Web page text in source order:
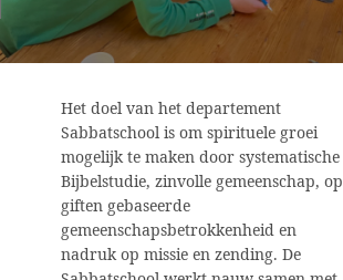
Het doel van het departement
Sabbatschool is om spirituele groei
mogelijk te maken door systematische
Bijbelstudie, zinvolle gemeenschap, op
giften gebaseerde
gemeenschapsbetrokkenheid en
nadruk op missie en zending. De